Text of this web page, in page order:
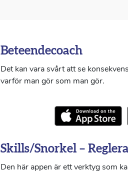
Beteendecoach
Det kan vara svårt att se
varför man gör som man gör.
Skills/Snorkel –
Den här appen är ett verktyg som